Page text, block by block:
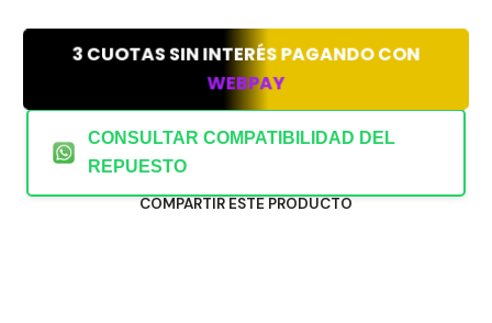
3 CUOTAS SIN INTERÉS PAGANDO CON
WEBPAY
CONSULTAR COMPATIBILIDAD DEL
REPUESTO
COMPARTIR ESTE PRODUCTO